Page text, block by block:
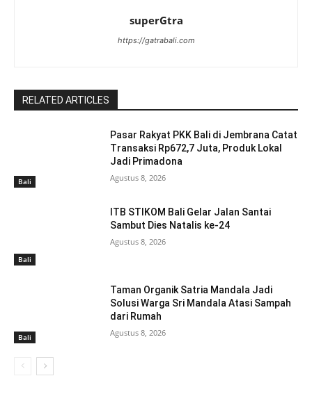
superGtra
https://gatrabali.com
RELATED ARTICLES
Bali
Pasar Rakyat PKK Bali di Jembrana Catat
Transaksi Rp672,7 Juta, Produk Lokal
Jadi Primadona
Agustus 8, 2026
Bali
ITB STIKOM Bali Gelar Jalan Santai
Sambut Dies Natalis ke-24
Agustus 8, 2026
Bali
Taman Organik Satria Mandala Jadi
Solusi Warga Sri Mandala Atasi Sampah
dari Rumah
Agustus 8, 2026